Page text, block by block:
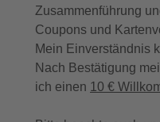
Zusammenführung
Coupons und
Mein Einverständnis
Nach Bestätigung
ich einen 10 €